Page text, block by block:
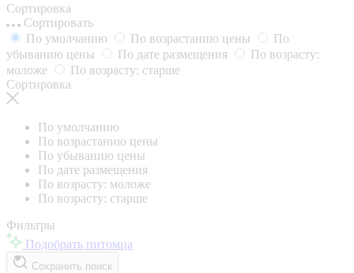
Сортировка
Сортировать
По умолчанию
По возрастанию цены
По
убыванию цены
По дате размещения
По возрасту:
моложе
По возрасту: старше
Сортировка
По умолчанию
По возрастанию цены
По убыванию цены
По дате размещения
По возрасту: моложе
По возрасту: старше
Фильтры
Подобрать питомца
Сохранить поиск